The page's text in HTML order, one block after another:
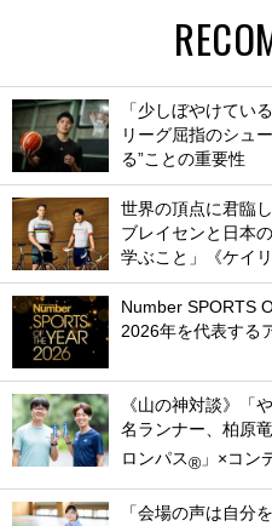
「少しぼやけてい
リーグ屈指のシュ
る”ことの重要性
世界の頂点に君臨
ブレイセンと日本
学ぶこと」《ケイ
Number SPORTS
2026年を代表する
《山の神対談》「
名ランナー、柏原
ロンパス® 」×コン
「会場の声は自分